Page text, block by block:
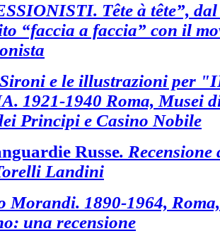
Tête à tête”, dal
“faccia a faccia” con il
e le illustrazioni per
1921-1940 Roma, Musei
Principi e Casino Nobile
Russe. Recensione
Landini
Morandi. 1890-1964,
una recensione